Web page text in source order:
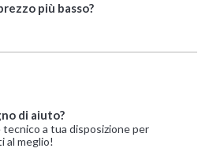
più basso?
di aiuto?
tecnico a tua disposizione per
al meglio!